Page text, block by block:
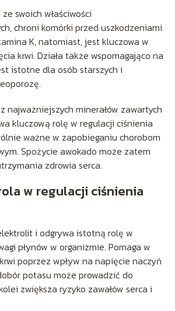
swoich właściwości
chroni komórki przed uszkodzeniami
K, natomiast, jest kluczowa w
krwi. Działa także wspomagająco na
istotne dla osób starszych i
najważniejszych minerałów zawartych
kluczową rolę w regulacji ciśnienia
ważne w zapobieganiu chorobom
Spożycie awokado może zatem
zdrowia serca.
w regulacji ciśnienia
i odgrywa istotną rolę w
płynów w organizmie. Pomaga w
poprzez wpływ na napięcie naczyń
potasu może prowadzić do
zwiększa ryzyko zawałów serca i